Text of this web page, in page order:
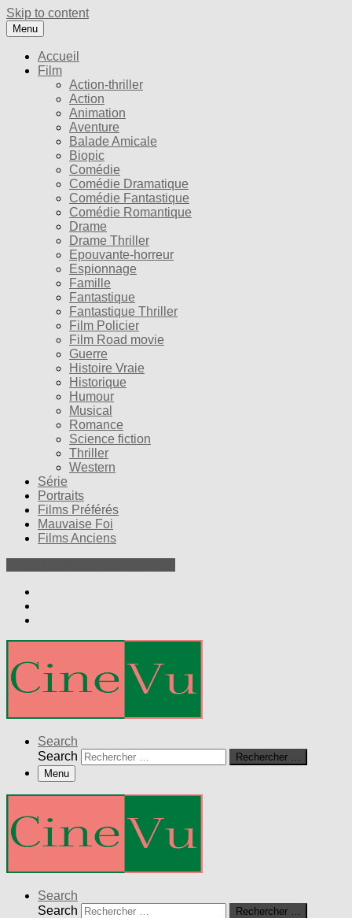
Skip to content
Menu
Accueil
Film
Action-thriller
Action
Animation
Aventure
Balade Amicale
Biopic
Comédie
Comédie Dramatique
Comédie Fantastique
Comédie Romantique
Drame
Drame Thriller
Epouvante-horreur
Espionnage
Famille
Fantastique
Fantastique Thriller
Film Policier
Film Road movie
Guerre
Histoire Vraie
Historique
Humour
Musical
Romance
Science fiction
Thriller
Western
Série
Portraits
Films Préférés
Mauvaise Foi
Films Anciens
Search
Search
Rechercher …
Menu
Search
Search
Rechercher …